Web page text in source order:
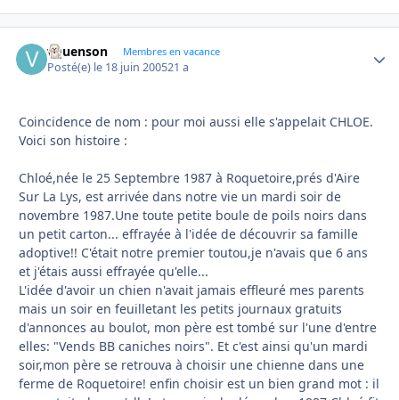
vquenson Membres en vacance
Posté(e) le 18 juin 200521 a
Coincidence de nom : pour moi aussi elle s'appelait CHLOE.
Voici son histoire :
Chloé,née le 25 Septembre 1987 à Roquetoire,prés d'Aire
Sur La Lys, est arrivée dans notre vie un mardi soir de
novembre 1987.Une toute petite boule de poils noirs dans
un petit carton... effrayée à l'idée de découvrir sa famille
adoptive!! C'était notre premier toutou,je n'avais que 6 ans
et j'étais aussi effrayée qu'elle...
L'idée d'avoir un chien n'avait jamais effleuré mes parents
mais un soir en feuilletant les petits journaux gratuits
d'annonces au boulot, mon père est tombé sur l'une d'entre
elles: "Vends BB caniches noirs". Et c'est ainsi qu'un mardi
soir,mon père se retrouva à choisir une chienne dans une
ferme de Roquetoire! enfin choisir est un bien grand mot : il